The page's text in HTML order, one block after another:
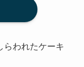
らわれたケーキ